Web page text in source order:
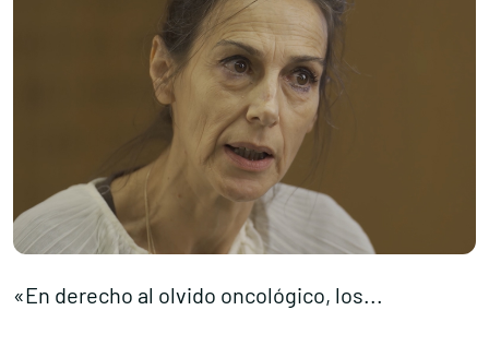
«En derecho al olvido oncológico, los...